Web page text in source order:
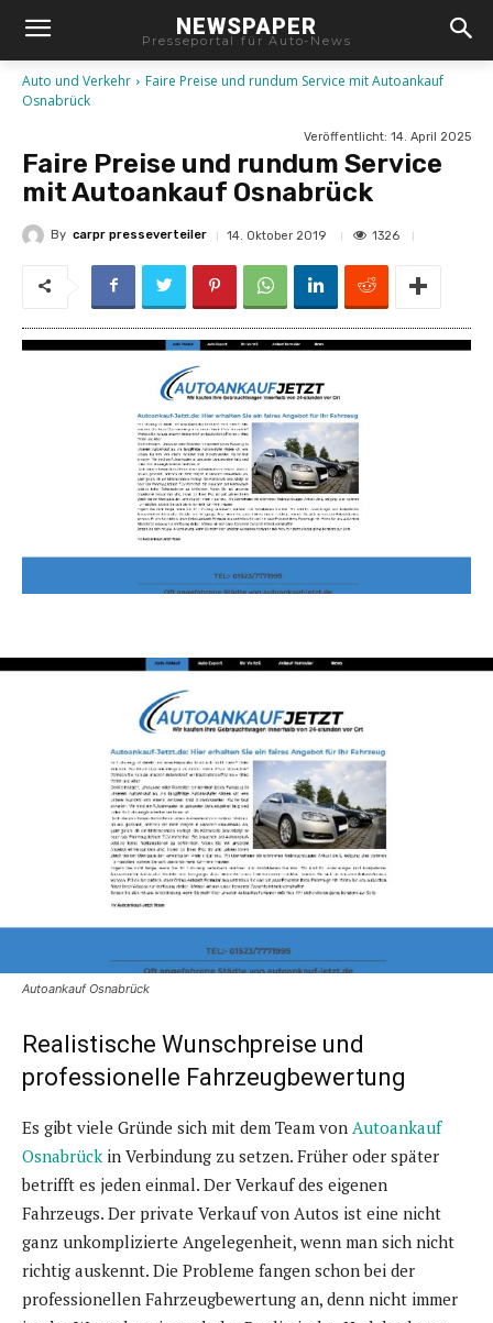
NEWSPAPER
Presseportal für Auto-News
Auto und Verkehr
Faire Preise und rundum Service mit Autoankauf
Osnabrück
Veröffentlicht: 14. April 2025
Faire Preise und rundum Service
mit Autoankauf Osnabrück
By carpr presseverteiler 14. Oktober 2019 1326
Autoankauf Osnabrück
Realistische Wunschpreise und
professionelle Fahrzeugbewertung
Es gibt viele Gründe sich mit dem Team von Autoankauf
Osnabrück in Verbindung zu setzen. Früher oder später
betrifft es jeden einmal. Der Verkauf des eigenen
Fahrzeugs. Der private Verkauf von Autos ist eine nicht
ganz unkomplizierte Angelegenheit, wenn man sich nicht
richtig auskennt. Die Probleme fangen schon bei der
professionellen Fahrzeugbewertung an, denn nicht immer